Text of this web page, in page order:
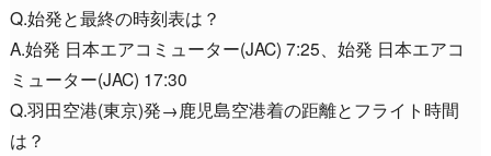
Q.始発と最終の時刻表は？
A.始発 日本エアコミューター(JAC) 7:25、始発 日本エアコ
ミューター(JAC) 17:30
Q.羽田空港(東京)発→鹿児島空港着の距離とフライト時間
は？